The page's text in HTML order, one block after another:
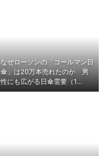
なぜローソンの「コールマン日
傘」は20万本売れたのか 男
性にも広がる日傘需要（1...